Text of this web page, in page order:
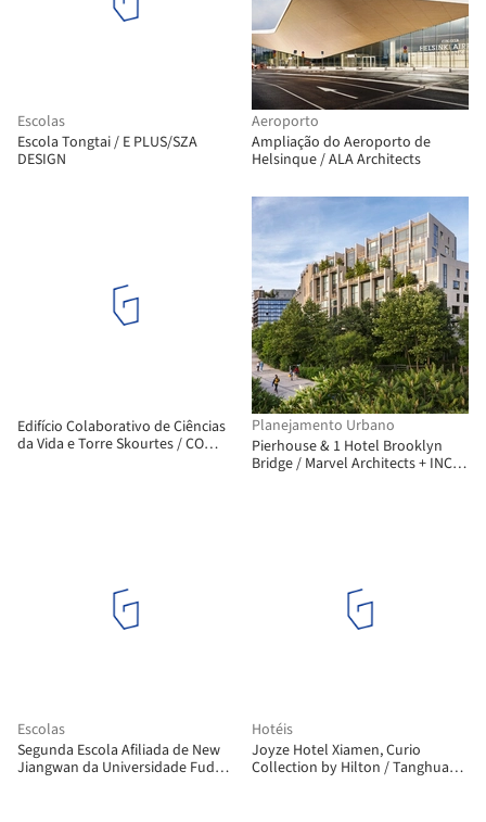
Escolas
Escola Tongtai / E PLUS/SZA
DESIGN
Aeroporto
Ampliação do Aeroporto de
Helsinque / ALA Architects
Edifício Colaborativo de Ciências
da Vida e Torre Skourtes / CO
Planejamento Urbano
Pierhouse & 1 Hotel Brooklyn
Bridge / Marvel Architects + INC
Escolas
Segunda Escola Afiliada de New
Jiangwan da Universidade Fudan
Hotéis
Joyze Hotel Xiamen, Curio
Collection by Hilton / Tanghua